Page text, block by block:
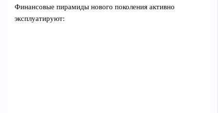
Финансовые пирамиды нового поколения активно
эксплуатируют: